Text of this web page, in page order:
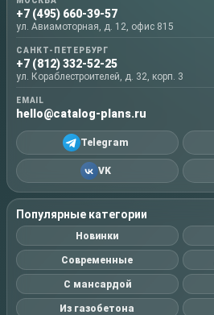
+7 (495) 660-39-57
ул. Авиамоторная, д. 12, офис 815
САНКТ-ПЕТЕРБУРГ
+7 (812) 332-52-25
ул. Кораблестроителей, д. 32, корп. 3
EMAIL
hello@catalog-plans.ru
Telegram
VK
Популярные категории
Новинки
Современные
С мансардой
Из газобетона